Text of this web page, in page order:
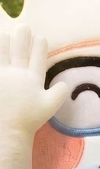
40도
정본부장 기소
사 재개"
축구협회
대 공대 교수…이
수 징계 절차 개시
역총액
년
속기소
명 사망